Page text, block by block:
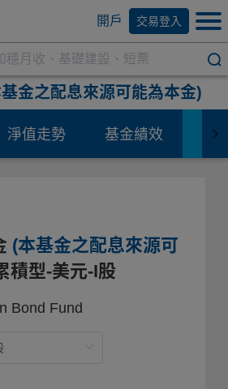
開戶 交易登入
金之配息來源可能為本金)
淨值走勢 基金績效 資
(本基金之配息來源可
積型-美元-I股
Bond Fund